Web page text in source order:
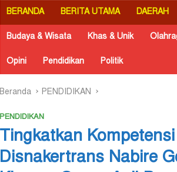
BERANDA BERITA UTAMA DAERAH
Budaya & Wisata Khas & Unik
Opini Pendidikan Politik
Beranda PENDIDIKAN
PENDIDIKAN
Tingkatkan
Disnakertrans Nabire